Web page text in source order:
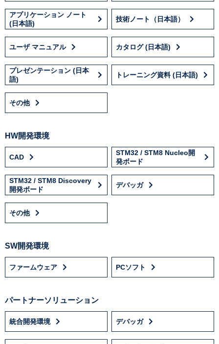
アプリケーション ノート
(日本語)
技術ノート（日本語）
ユーザ マニュアル カタログ (日本語)
プレゼンテーション (日本
語)
トレーニング資料 (日本語)
その他
HW開発環境
CAD
STM32 / STM8 Nucleo開
発ボード
STM32 / STM8 Discovery
開発ボード
デバッガ
その他
SW開発環境
ファームウェア PCソフト
パートナーソリューション
統合開発環境 デバッガ